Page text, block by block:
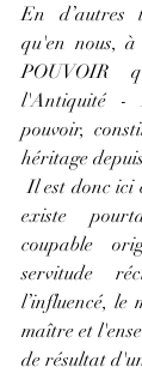
En d’autres
qu'en nous, à
POUVOIR
l'Antiquité -
pouvoir,
héritage
Il est donc ici
existe
coupable
servitude
l’influencé, le
maître et
de résultat